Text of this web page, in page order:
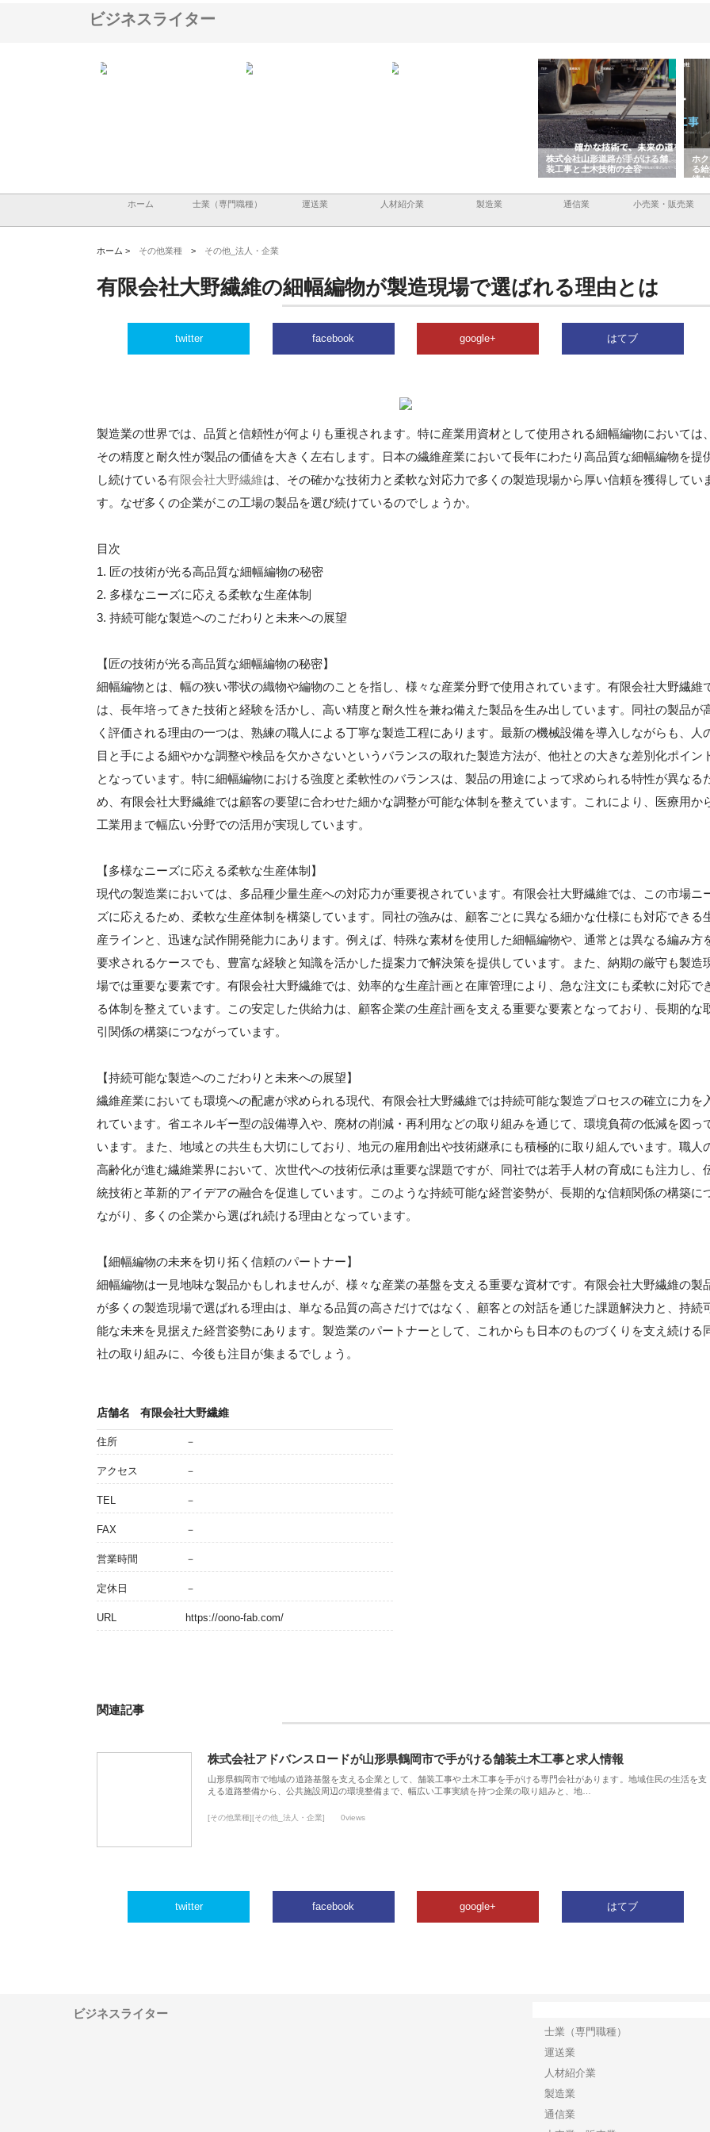
ビジネスライター
株式会社山形道路が手がける舗
装工事と土木技術の全容
ホ
る
績
ホーム 士業（専門職種） 運送業 人材紹介業 製造業 通信業 小売業・販売業
ホーム > その他業種 > その他_法人・企業
有限会社大野繊維の細幅編物が製造現場で選ばれる理由とは
twitter facebook google+ はてブ
製造業の世界では、品質と信頼性が何よりも重視されます。特に産業用資材として使用される細幅編物においては、
その精度と耐久性が製品の価値を大きく左右します。日本の繊維産業において長年にわたり高品質な細幅編物を提
し続けている有限会社大野繊維は、その確かな技術力と柔軟な対応力で多くの製造現場から厚い信頼を獲得してい
す。なぜ多くの企業がこの工場の製品を選び続けているのでしょうか。
目次
1. 匠の技術が光る高品質な細幅編物の秘密
2. 多様なニーズに応える柔軟な生産体制
3. 持続可能な製造へのこだわりと未来への展望
【匠の技術が光る高品質な細幅編物の秘密】
細幅編物とは、幅の狭い帯状の織物や編物のことを指し、様々な産業分野で使用されています。有限会社大野繊維
は、長年培ってきた技術と経験を活かし、高い精度と耐久性を兼ね備えた製品を生み出しています。同社の製品が
く評価される理由の一つは、熟練の職人による丁寧な製造工程にあります。最新の機械設備を導入しながらも、人
目と手による細やかな調整や検品を欠かさないというバランスの取れた製造方法が、他社との大きな差別化ポイン
となっています。特に細幅編物における強度と柔軟性のバランスは、製品の用途によって求められる特性が異なる
め、有限会社大野繊維では顧客の要望に合わせた細かな調整が可能な体制を整えています。これにより、医療用か
工業用まで幅広い分野での活用が実現しています。
【多様なニーズに応える柔軟な生産体制】
現代の製造業においては、多品種少量生産への対応力が重要視されています。有限会社大野繊維では、この市場ニ
ズに応えるため、柔軟な生産体制を構築しています。同社の強みは、顧客ごとに異なる細かな仕様にも対応できる
産ラインと、迅速な試作開発能力にあります。例えば、特殊な素材を使用した細幅編物や、通常とは異なる編み方
要求されるケースでも、豊富な経験と知識を活かした提案力で解決策を提供しています。また、納期の厳守も製造
場では重要な要素です。有限会社大野繊維では、効率的な生産計画と在庫管理により、急な注文にも柔軟に対応で
る体制を整えています。この安定した供給力は、顧客企業の生産計画を支える重要な要素となっており、長期的な
引関係の構築につながっています。
【持続可能な製造へのこだわりと未来への展望】
繊維産業においても環境への配慮が求められる現代、有限会社大野繊維では持続可能な製造プロセスの確立に力を
れています。省エネルギー型の設備導入や、廃材の削減・再利用などの取り組みを通じて、環境負荷の低減を図っ
います。また、地域との共生も大切にしており、地元の雇用創出や技術継承にも積極的に取り組んでいます。職人
高齢化が進む繊維業界において、次世代への技術伝承は重要な課題ですが、同社では若手人材の育成にも注力し、
統技術と革新的アイデアの融合を促進しています。このような持続可能な経営姿勢が、長期的な信頼関係の構築に
ながり、多くの企業から選ばれ続ける理由となっています。
【細幅編物の未来を切り拓く信頼のパートナー】
細幅編物は一見地味な製品かもしれませんが、様々な産業の基盤を支える重要な資材です。有限会社大野繊維の製
が多くの製造現場で選ばれる理由は、単なる品質の高さだけではなく、顧客との対話を通じた課題解決力と、持続
能な未来を見据えた経営姿勢にあります。製造業のパートナーとして、これからも日本のものづくりを支え続ける
社の取り組みに、今後も注目が集まるでしょう。
店舗名 有限会社大野繊維
住所 －
アクセス －
TEL －
FAX －
営業時間 －
定休日 －
URL https://oono-fab.com/
関連記事
株式会社アドバンスロードが山形県鶴岡市で手がける舗装土木工事と求人情報
山形県鶴岡市で地域の道路基盤を支える企業として、舗装工事や土木工事を手がける専門会社があります。地域住民の生活を支
える道路整備から、公共施設周辺の環境整備まで、幅広い工事実績を持つ企業の取り組みと、地…
[その他業種][その他_法人・企業] 0views
twitter facebook google+ はてブ
ビジネスライター
士業（専門職種）
運送業
人材紹介業
製造業
通信業